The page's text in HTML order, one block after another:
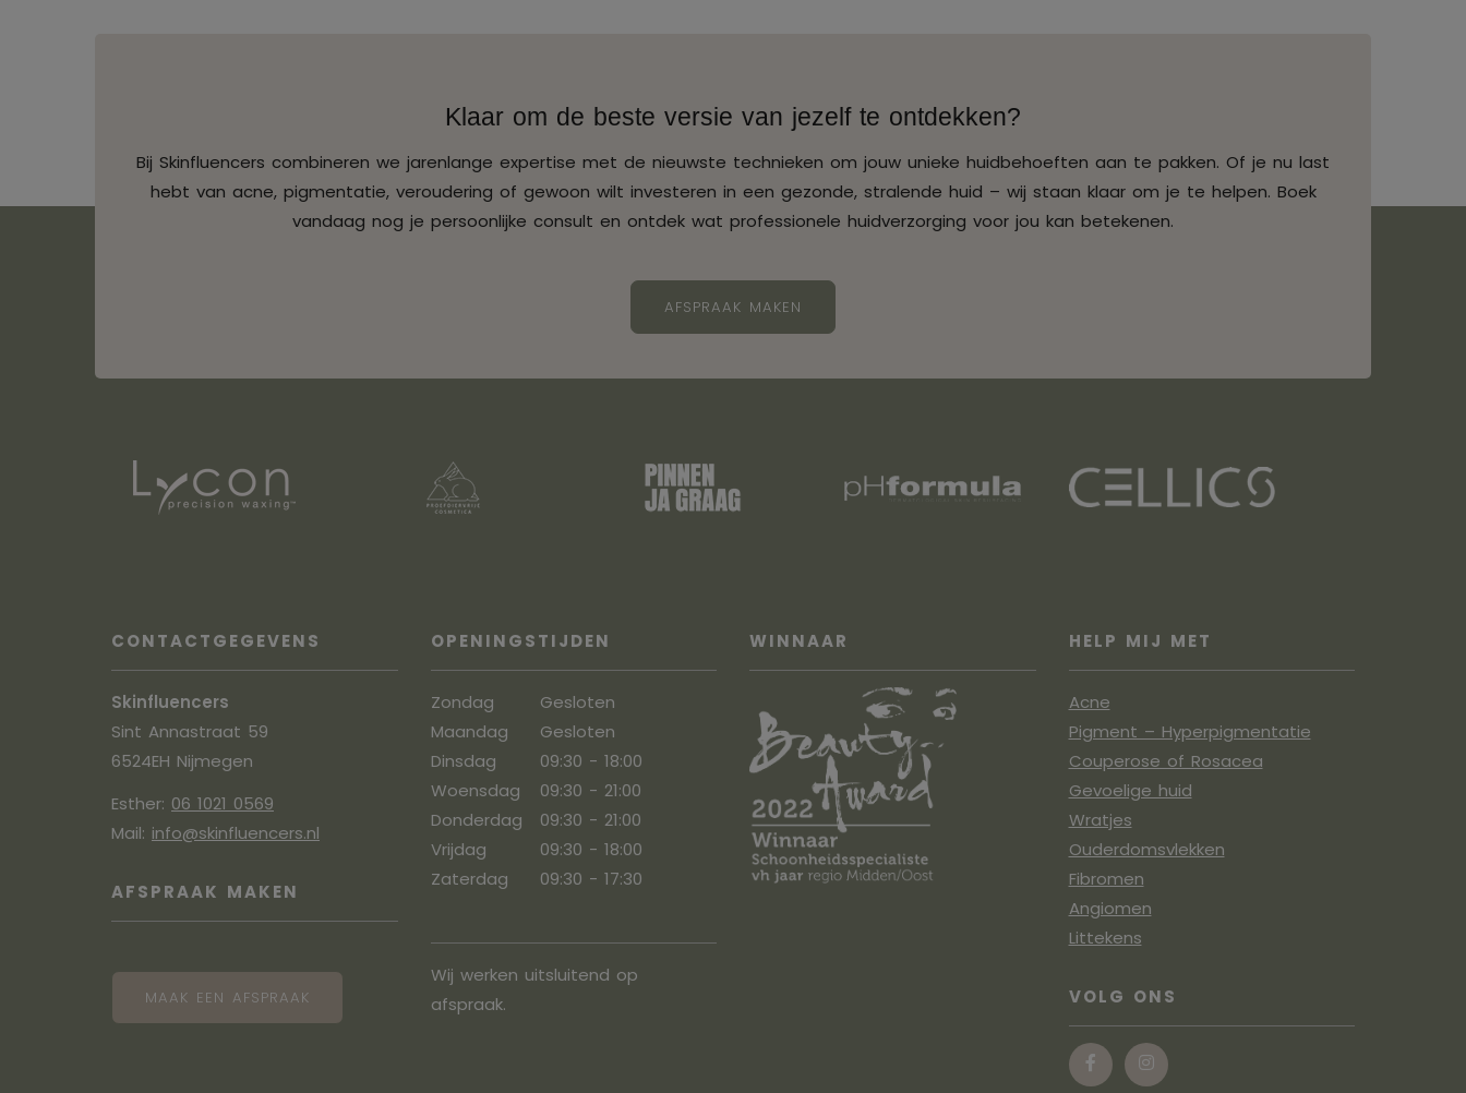
Klaar om de beste versie van jezelf te ontdekken?
Bij Skinfluencers combineren we jarenlange expertise met de nieuwste technieken om jouw unieke huidbehoeften aan te pakken. Of je nu last
hebt van acne, pigmentatie, veroudering of gewoon wilt investeren in een gezonde, stralende huid – wij staan klaar om je te helpen. Boek
vandaag nog je persoonlijke consult en ontdek wat professionele huidverzorging voor jou kan betekenen.
AFSPRAAK MAKEN
CONTACTGEGEVENS
Skinfluencers
Sint Annastraat 59
6524EH Nijmegen
Esther: 06 1021 0569
Mail: info@skinfluencers.nl
AFSPRAAK MAKEN
MAAK EEN AFSPRAAK
OPENINGSTIJDEN
Zondag
Gesloten
Maandag
Gesloten
Dinsdag
09:30 - 18:00
Woensdag
09:30 - 21:00
Donderdag
09:30 - 21:00
Vrijdag
09:30 - 18:00
Zaterdag
09:30 - 17:30
Wij werken uitsluitend op
afspraak.
WINNAAR HELP MIJ MET
Acne
Pigment – Hyperpigmentatie
Couperose of Rosacea
Gevoelige huid
Wratjes
Ouderdomsvlekken
Fibromen
Angiomen
Littekens
VOLG ONS